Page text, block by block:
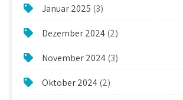
Januar 2025 (3)
Dezember 2024(2)
November 2024(3)
Oktober 2024(2)